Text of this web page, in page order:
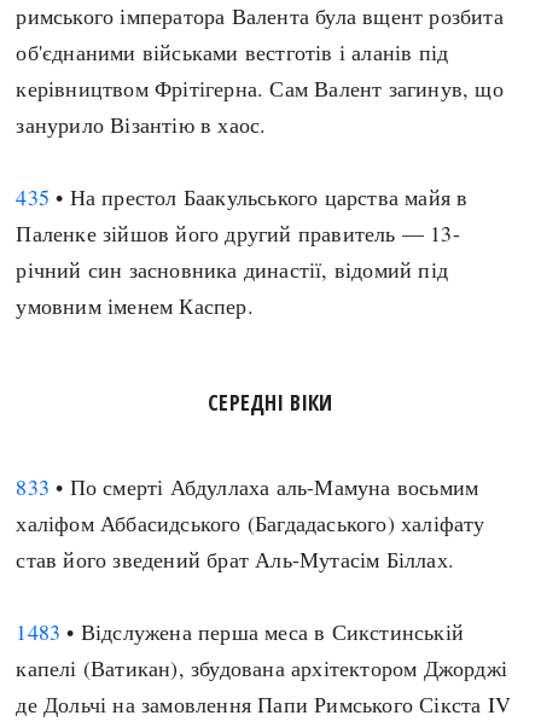
римського імператора Валента була вщент розбита
об'єднаними військами вестготів і аланів під
керівництвом Фрітігерна. Сам Валент загинув, що
занурило Візантію в хаос.
435 • На престол Баакульського царства майя в
Паленке зійшов його другий правитель — 13-
річний син засновника династії, відомий під
умовним іменем Каспер.
СЕРЕДНІ ВІКИ
833 • По смерті Абдуллаха аль-Мамуна восьмим
халіфом Аббасидського (Багдадаського) халіфату
став його зведений брат Аль-Мутасім Біллах.
1483 • Відслужена перша меса в Сикстинській
капелі (Ватикан), збудована архітектором Джорджі
де Дольчі на замовлення Папи Римського Сікста IV